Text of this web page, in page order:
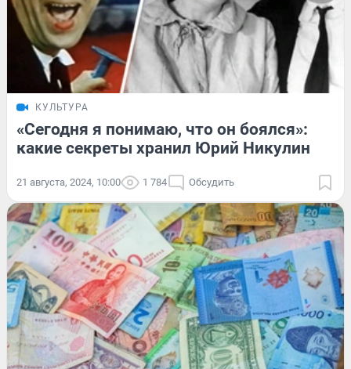
КУЛЬТУРА
«Сегодня я понимаю, что он боялся»:
какие секреты хранил Юрий Никулин
21 августа, 2024, 10:00 1 784 Обсудить